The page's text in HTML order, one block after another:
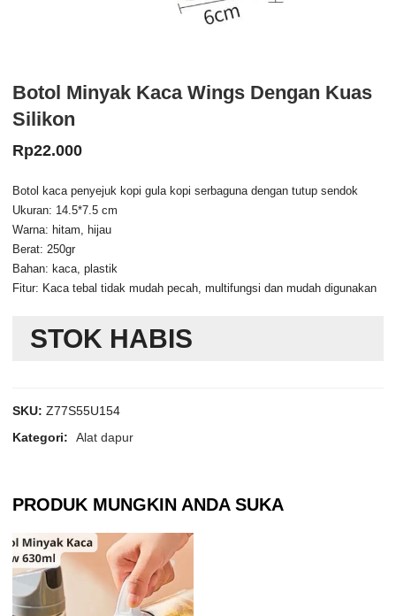
Botol Minyak Kaca Wings Dengan Kuas
Silikon
Rp22.000
Botol kaca penyejuk kopi gula kopi serbaguna dengan tutup sendok
Ukuran: 14.5*7.5 cm
Warna: hitam, hijau
Berat: 250gr
Bahan: kaca, plastik
Fitur: Kaca tebal tidak mudah pecah, multifungsi dan mudah digunakan
STOK HABIS
SKU:Z77S55U154
Kategori:
Alat dapur
PRODUK MUNGKIN ANDA SUKA